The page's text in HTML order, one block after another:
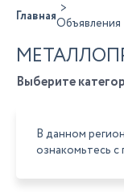
ГлавнаяОбъявления
Выберите
В данном
ознакомьтесь